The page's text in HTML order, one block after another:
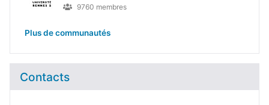
9760 membres
Plus de communautés
Contacts